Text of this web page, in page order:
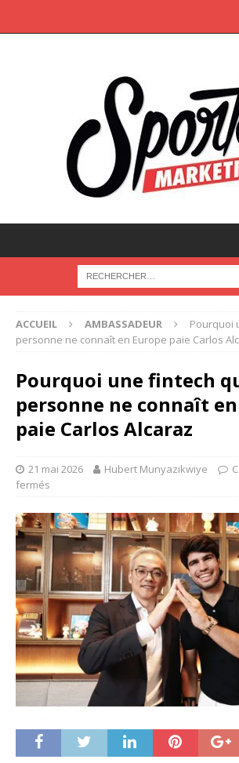
ACCUEIL AMBASSADEUR
Pourquoi
personne ne connaît en Europe paie Carlos
Pourquoi une fintech
personne ne connaît
paie Carlos Alcaraz
21 mai 2026 Hubert Munyazikwiye
fermés